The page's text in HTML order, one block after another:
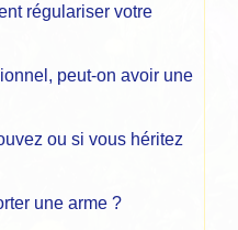
régulariser votre
peut-on avoir une
ou si vous héritez
une arme ?